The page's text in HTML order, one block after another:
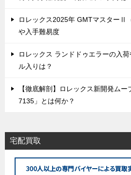
ロレックス2025年 GMTマスターⅡ
や入手難易度
ロレックス ランドドゥエラーの入
ル入りは？
【徹底解剖】ロレックス新開発ム
7135」とは何か？
宅配買取